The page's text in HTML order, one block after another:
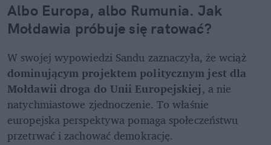
Albo Europa, albo Rumunia. Jak
Mołdawia próbuje się ratować?
W swojej wypowiedzi Sandu zaznaczyła, że wciąż
dominującym projektem politycznym jest dla
Mołdawii droga do Unii Europejskiej, a nie
natychmiastowe zjednoczenie. To właśnie
europejska perspektywa pomaga społeczeństwu
przetrwać i zachować demokrację.